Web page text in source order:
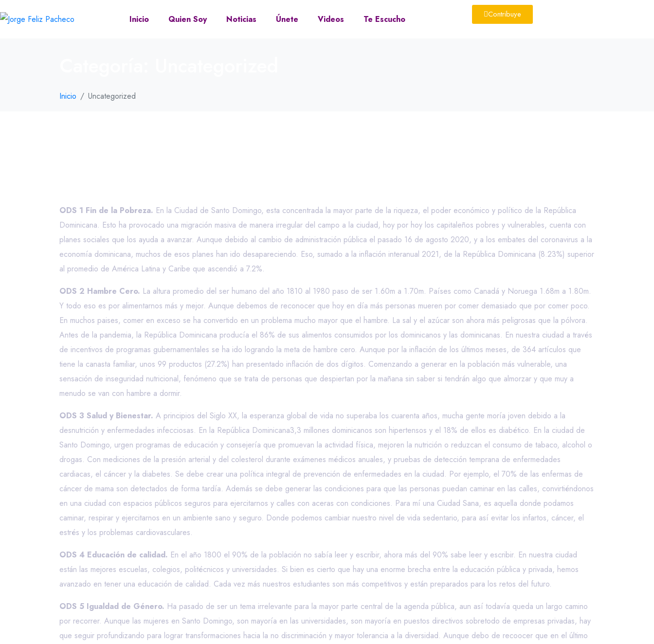
Inicio Quien Soy Noticias Únete Videos Te Escucho Contribuye
Inicio Uncategorized
ODS 1 Fin de la Pobreza. En la Ciudad de Santo Domingo, esta concentrada la mayor parte de la riqueza, el poder económico y político de la República
Dominicana. Esto ha provocado una migración masiva de manera irregular del campo a la ciudad, hoy por hoy los capitaleños pobres y vulnerables, cuenta con
planes sociales que los ayuda a avanzar. Aunque debido al cambio de administración pública el pasado 16 de agosto 2020, y a los embates del coronavirus a la
economía dominicana, muchos de esos planes han ido desapareciendo. Eso, sumado a la inflación interanual 2021, de la República Dominicana (8.23%) superior
al promedio de América Latina y Caribe que ascendió a 7.2%.
ODS 2 Hambre Cero. La altura promedio del ser humano del año 1810 al 1980 paso de ser 1.60m a 1.70m. Países como Canadá y Noruega 1.68m a 1.80m.
Y todo eso es por alimentarnos más y mejor. Aunque debemos de reconocer que hoy en día más personas mueren por comer demasiado que por comer poco.
En muchos paises, comer en exceso se ha convertido en un problema mucho mayor que el hambre. La sal y el azúcar son ahora más peligrosas que la pólvora.
Antes de la pandemia, la República Dominicana producía el 86% de sus alimentos consumidos por los dominicanos y las dominicanas. En nuestra ciudad a través
de incentivos de programas gubernamentales se ha ido logrando la meta de hambre cero. Aunque por la inflación de los últimos meses, de 364 artículos que
tiene la canasta familiar, unos 99 productos (27.2%) han presentado inflación de dos dígitos. Comenzando a generar en la población más vulnerable, una
sensación de inseguridad nutricional, fenómeno que se trata de personas que despiertan por la mañana sin saber si tendrán algo que almorzar y que muy a
menudo se van con hambre a dormir.
ODS 3 Salud y Bienestar. A principios del Siglo XX, la esperanza global de vida no superaba los cuarenta años, mucha gente moría joven debido a la
desnutrición y enfermedades infecciosas. En la República Dominicana3,3 millones dominicanos son hipertensos y el 18% de ellos es diabético. En la ciudad de
Santo Domingo, urgen programas de educación y consejería que promuevan la actividad física, mejoren la nutrición o reduzcan el consumo de tabaco, alcohol o
drogas. Con mediciones de la presión arterial y del colesterol durante exámenes médicos anuales, y pruebas de detección temprana de enfermedades
cardiacas, el cáncer y la diabetes. Se debe crear una política integral de prevención de enfermedades en la ciudad. Por ejemplo, el 70% de las enfermas de
cáncer de mama son detectados de forma tardía. Además se debe generar las condiciones para que las personas puedan caminar en las calles, convirtiéndonos
en una ciudad con espacios públicos seguros para ejercitarnos y calles con aceras con condiciones. Para mí una Ciudad Sana, es aquella donde podamos
caminar, respirar y ejercitarnos en un ambiente sano y seguro. Donde podemos cambiar nuestro nivel de vida sedentario, para así evitar los infartos, cáncer, el
estrés y los problemas cardiovasculares.
ODS 4 Educación de calidad. En el año 1800 el 90% de la población no sabía leer y escribir, ahora más del 90% sabe leer y escribir. En nuestra ciudad
están las mejores escuelas, colegios, politécnicos y universidades. Si bien es cierto que hay una enorme brecha entre la educación pública y privada, hemos
avanzado en tener una educación de calidad. Cada vez más nuestros estudiantes son más competitivos y están preparados para los retos del futuro.
ODS 5 Igualdad de Género. Ha pasado de ser un tema irrelevante para la mayor parte central de la agenda pública, aun así todavía queda un largo camino
por recorrer. Aunque las mujeres en Santo Domingo, son mayoría en las universidades, son mayoría en puestos directivos sobretodo de empresas privadas, hay
que seguir profundizando para lograr transformaciones hacia la no discriminación y mayor tolerancia a la diversidad. Aunque debo de recoocer que en el último